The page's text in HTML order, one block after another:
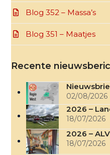
Blog 352 – Massa’s
Blog 351 – Maatjes
Recente
02/08/2026
2026 –
18/07/2026
2026 – ALV
18/07/2026